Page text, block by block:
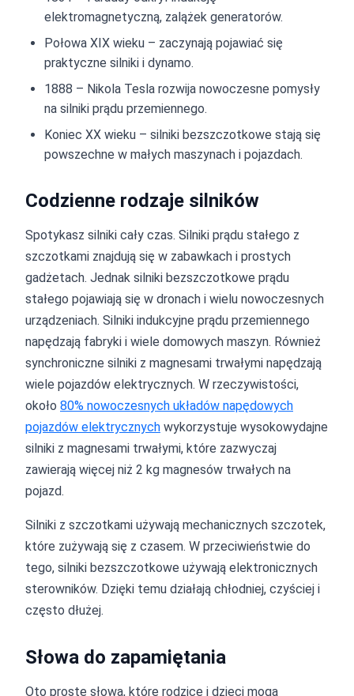
elektromagnetyczną, zalążek generatorów.
Połowa XIX wieku – zaczynają pojawiać się
praktyczne silniki i dynamo.
1888 – Nikola Tesla rozwija nowoczesne pomysły
na silniki prądu przemiennego.
Koniec XX wieku – silniki bezszczotkowe stają się
powszechne w małych maszynach i pojazdach.
Codzienne rodzaje silników
Spotykasz silniki cały czas. Silniki prądu stałego z
szczotkami znajdują się w zabawkach i prostych
gadżetach. Jednak silniki bezszczotkowe prądu
stałego pojawiają się w dronach i wielu nowoczesnych
urządzeniach. Silniki indukcyjne prądu przemiennego
napędzają fabryki i wiele domowych maszyn. Również
synchroniczne silniki z magnesami trwałymi napędzają
wiele pojazdów elektrycznych. W rzeczywistości,
około 80% nowoczesnych układów napędowych
pojazdów elektrycznych wykorzystuje wysokowydajne
silniki z magnesami trwałymi, które zazwyczaj
zawierają więcej niż 2 kg magnesów trwałych na
pojazd.
Silniki z szczotkami używają mechanicznych szczotek,
które zużywają się z czasem. W przeciwieństwie do
tego, silniki bezszczotkowe używają elektronicznych
sterowników. Dzięki temu działają chłodniej, czyściej i
często dłużej.
Słowa do zapamiętania
Oto proste słowa, które rodzice i dzieci mogą